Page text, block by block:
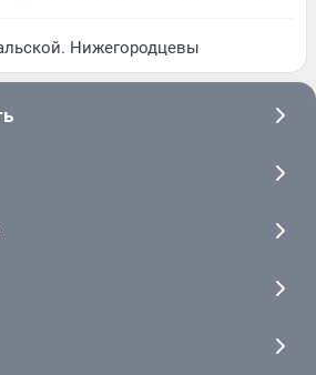
Нижегородцевы